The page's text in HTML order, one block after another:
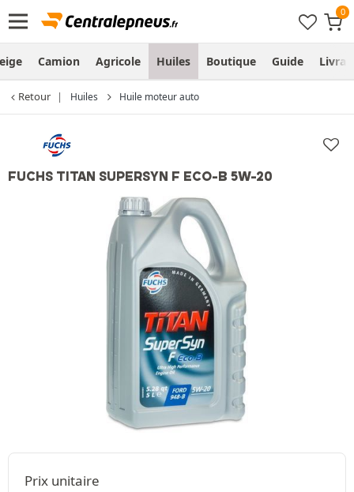
Camion Agricole Huiles Boutique Guide
Retour Huiles Huile moteur auto
FUCHS TITAN SUPERSYN F ECO-B 5W-20
Prix unitaire